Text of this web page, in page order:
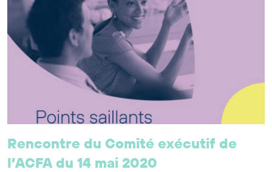
Rencontre du Comité exécutif de
l’ACFA du 14 mai 2020